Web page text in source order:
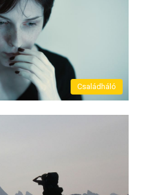
Családháló